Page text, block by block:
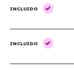
INCLUIDO
INCLUIDO